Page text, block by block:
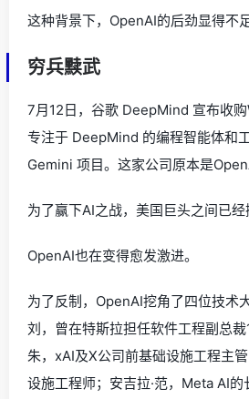
这种背景下，OpenAI的后劲显得不足
穷兵黩武
7月12日，谷歌 DeepMind 宣布收
专注于 DeepMind 的编程智能体和
Gemini 项目。这家公司原本是
为了赢下AI之战，美国巨头之间已经
OpenAI也在变得愈发激进。
为了反制，OpenAI挖角了四位技术
刘，曾在特斯拉担任软件工程副总裁
朱，xAI及X公司前基础设施工程主
设施工程师；安吉拉·范，Meta AI的